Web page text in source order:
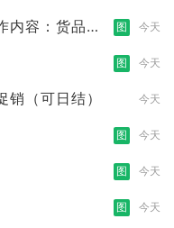
内容：货品分
图 今天
图 今天
（可日结） 今天
图 今天
图 今天
图 今天